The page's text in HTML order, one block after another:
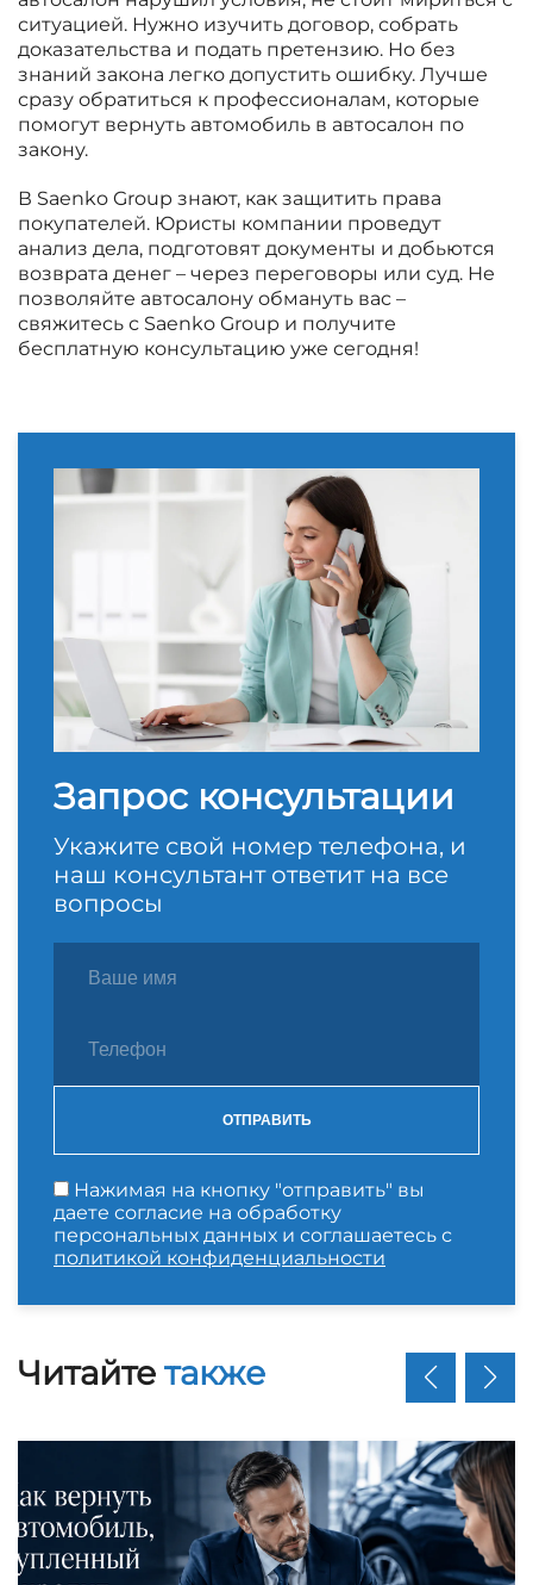
ситуацией. Нужно изучить договор, собрать
доказательства и подать претензию. Но без
знаний закона легко допустить ошибку. Лучше
сразу обратиться к профессионалам, которые
помогут вернуть автомобиль в автосалон по
закону.
В Saenko Group знают, как защитить права
покупателей. Юристы компании проведут
анализ дела, подготовят документы и добьются
возврата денег – через переговоры или суд. Не
позволяйте автосалону обмануть вас –
свяжитесь с Saenko Group и получите
бесплатную консультацию уже сегодня!
Запрос консультации
Укажите свой номер телефона, и
наш консультант ответит на все
вопросы
ОТПРАВИТЬ
Нажимая на кнопку "отправить" вы
даете согласие на обработку
персональных данных и соглашаетесь с
политикой конфиденциальности
Читайте также